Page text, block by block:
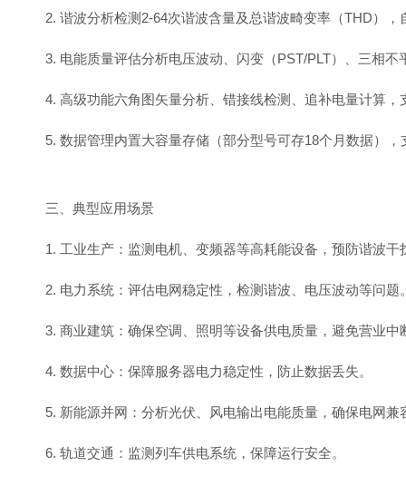
2. 谐波分析检测2-64次谐波含量及总谐波畸变率（THD），
3. 电能质量评估分析电压波动、闪变（PST/PLT）、三相
4. 高级功能六角图矢量分析、错接线检测、追补电量计算
5. 数据管理内置大容量存储（部分型号可存18个月数据）
三、典型应用场景
1. 工业生产：监测电机、变频器等高耗能设备，预防谐波干
2. 电力系统：评估电网稳定性，检测谐波、电压波动等问题
3. 商业建筑：确保空调、照明等设备供电质量，避免营业中
4. 数据中心：保障服务器电力稳定性，防止数据丢失。
5. 新能源并网：分析光伏、风电输出电能质量，确保电网兼
6. 轨道交通：监测列车供电系统，保障运行安全。